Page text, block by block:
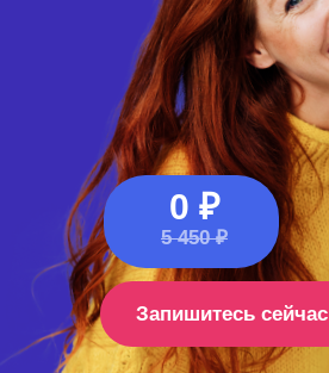
0 ₽
5 450 ₽
Запишитесь сейчас